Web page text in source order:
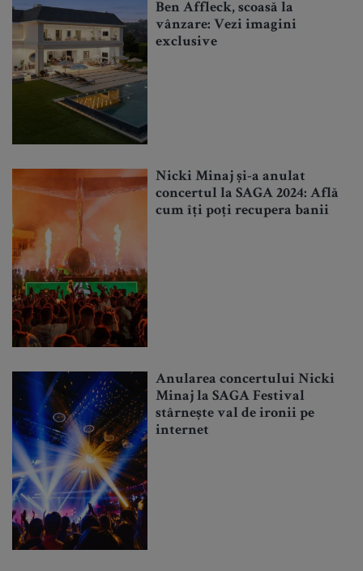
Ben Affleck, scoasă la
vânzare: Vezi imagini
exclusive
Nicki Minaj și-a anulat
concertul la SAGA 2024: Află
cum îți poți recupera banii
Anularea concertului Nicki
Minaj la SAGA Festival
stârnește val de ironii pe
internet